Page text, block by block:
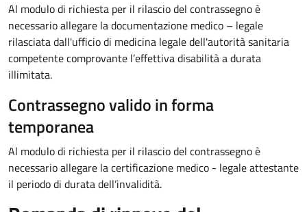
Al modulo di richiesta per il rilascio del contrassegno è
necessario allegare la documentazione medico – legale
rilasciata dall'ufficio di medicina legale dell'autorità sanitaria
competente comprovante l’effettiva disabilità a durata
illimitata.
Contrassegno valido in forma
temporanea
Al modulo di richiesta per il rilascio del contrassegno è
necessario allegare la certificazione medico - legale attestante
il periodo di durata dell’invalidità.